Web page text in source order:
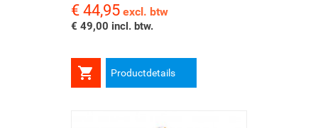
Prijs
€ 44,95 excl. btw
€ 49,00 incl. btw.
 Productdetails